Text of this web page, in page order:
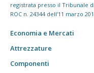
registrata presso il Tribunale
ROC n. 24344 dell'11 marzo
Economia e Mercati
Attrezzature
Componenti